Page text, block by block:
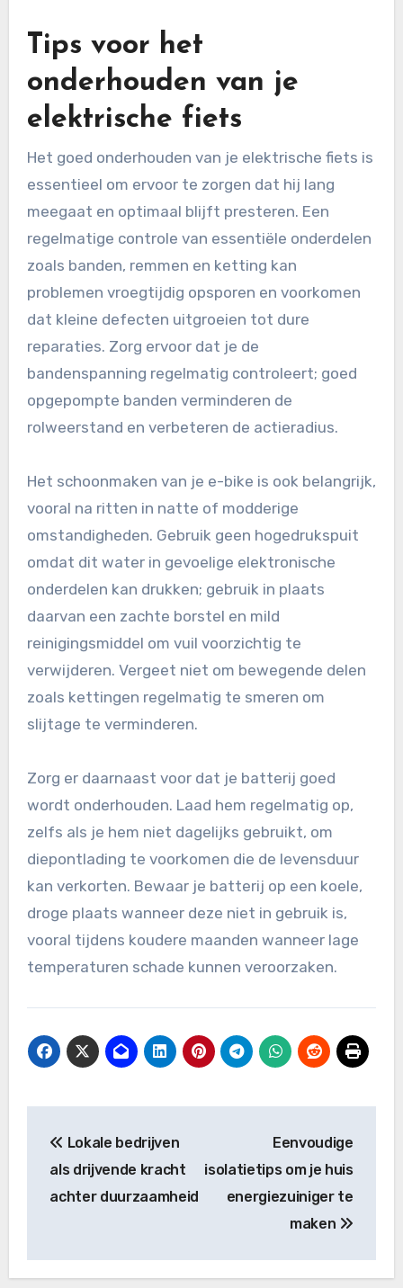
Tips voor het
onderhouden van je
elektrische fiets
Het goed onderhouden van je elektrische fiets is
essentieel om ervoor te zorgen dat hij lang
meegaat en optimaal blijft presteren. Een
regelmatige controle van essentiële onderdelen
zoals banden, remmen en ketting kan
problemen vroegtijdig opsporen en voorkomen
dat kleine defecten uitgroeien tot dure
reparaties. Zorg ervoor dat je de
bandenspanning regelmatig controleert; goed
opgepompte banden verminderen de
rolweerstand en verbeteren de actieradius.
Het schoonmaken van je e-bike is ook belangrijk,
vooral na ritten in natte of modderige
omstandigheden. Gebruik geen hogedrukspuit
omdat dit water in gevoelige elektronische
onderdelen kan drukken; gebruik in plaats
daarvan een zachte borstel en mild
reinigingsmiddel om vuil voorzichtig te
verwijderen. Vergeet niet om bewegende delen
zoals kettingen regelmatig te smeren om
slijtage te verminderen.
Zorg er daarnaast voor dat je batterij goed
wordt onderhouden. Laad hem regelmatig op,
zelfs als je hem niet dagelijks gebruikt, om
diepontlading te voorkomen die de levensduur
kan verkorten. Bewaar je batterij op een koele,
droge plaats wanneer deze niet in gebruik is,
vooral tijdens koudere maanden wanneer lage
temperaturen schade kunnen veroorzaken.
navigation
Lokale bedrijven
als drijvende kracht
achter duurzaamheid
Eenvoudige
isolatietips om je huis
energiezuiniger te
maken